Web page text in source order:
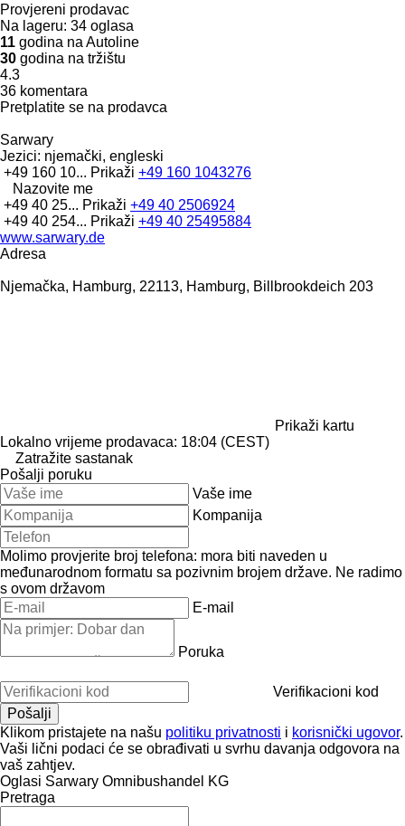
Provjereni prodavac
Na lageru: 34 oglasa
11 godina na Autoline
30 godina na tržištu
4.3
36 komentara
Pretplatite se na prodavca
Sarwary
Jezici: njemački, engleski
+49 160 10... Prikaži +49 160 1043276
Nazovite me
+49 40 25... Prikaži +49 40 2506924
+49 40 254... Prikaži +49 40 25495884
www.sarwary.de
Adresa
Njemačka, Hamburg, 22113, Hamburg, Billbrookdeich 203
Prikaži kartu
Lokalno vrijeme prodavaca: 18:04 (CEST)
Zatražite sastanak
Pošalji poruku
Vaše ime
Kompanija
Molimo provjerite broj telefona: mora biti naveden u
međunarodnom formatu sa pozivnim brojem države. Ne radimo
s ovom državom
E-mail
Poruka
Verifikacioni kod
Klikom pristajete na našu politiku privatnosti i korisnički ugovor.
Vaši lični podaci će se obrađivati ​​u svrhu davanja odgovora na
vaš zahtjev.
Oglasi Sarwary Omnibushandel KG
Pretraga